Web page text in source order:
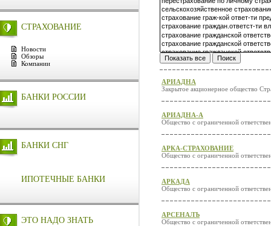
СТРАХОВАНИЕ
Новости
Обзоры
Компании
БАНКИ РОССИИ
БАНКИ СНГ
ИПОТЕЧНЫЕ БАНКИ
ЭТО НАДО ЗНАТЬ
АРИАДНА
Закрытое акционерное общество
АРИАДНА-А
Общество с ограниченной
АРКА-СТРАХОВАНИЕ
Общество с ограниченной
АРКАДА
Общество с ограниченной
АРСЕНАЛЪ
Общество с ограниченной